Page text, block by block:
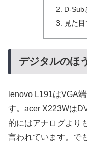
D-Sub
見た
デジタルのほ
lenovo L191はVGA
す。acer X223Wは
的にはアナログより
言われています。で